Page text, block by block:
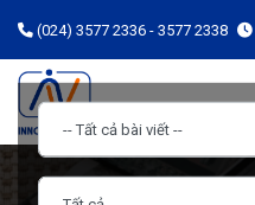
(024) 3577 2336 - 3577 2338